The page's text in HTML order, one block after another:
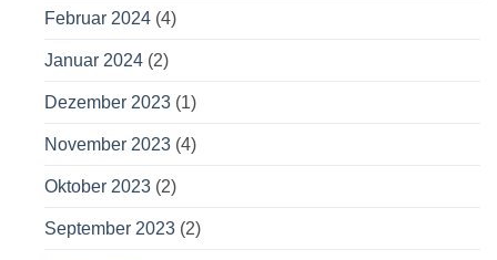
Februar 2024 (4)
Januar 2024 (2)
Dezember 2023 (1)
November 2023 (4)
Oktober 2023 (2)
September 2023 (2)